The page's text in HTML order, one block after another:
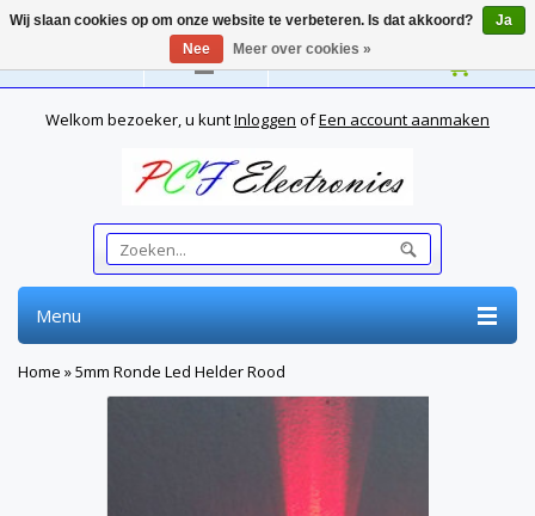
Nederlands
Welkom bezoeker, u kuntInloggen ofEen account aanmaken
Menu
Home »5mm Ronde Led Helder Rood
Wij slaan cookies op om onze website te verbeteren. Is dat akkoord?
Ja
Nee
Meer over cookies »